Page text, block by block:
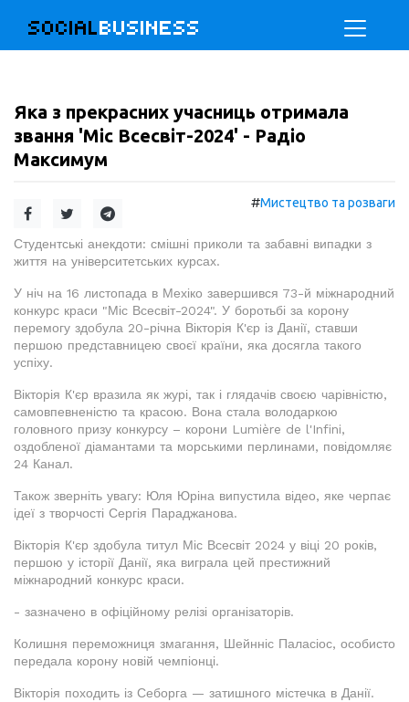
SOCIALBUSINESS
Яка з прекрасних учасниць отримала
звання 'Міс Всесвіт-2024' - Радіо
Максимум
#Мистецтво та розваги
Студентські анекдоти: смішні приколи та забавні випадки з
життя на університетських курсах.
У ніч на 16 листопада в Мехіко завершився 73-й міжнародний
конкурс краси "Міс Всесвіт-2024". У боротьбі за корону
перемогу здобула 20-річна Вікторія К'єр із Данії, ставши
першою представницею своєї країни, яка досягла такого
успіху.
Вікторія К'єр вразила як журі, так і глядачів своєю чарівністю,
самовпевненістю та красою. Вона стала володаркою
головного призу конкурсу – корони Lumière de l'Infini,
оздобленої діамантами та морськими перлинами, повідомляє
24 Канал.
Також зверніть увагу: Юля Юріна випустила відео, яке черпає
ідеї з творчості Сергія Параджанова.
Вікторія К'єр здобула титул Міс Всесвіт 2024 у віці 20 років,
першою у історії Данії, яка виграла цей престижний
міжнародний конкурс краси.
- зазначено в офіційному релізі організаторів.
Колишня переможниця змагання, Шейнніс Паласіос, особисто
передала корону новій чемпіонці.
Вікторія походить із Себорга — затишного містечка в Данії.